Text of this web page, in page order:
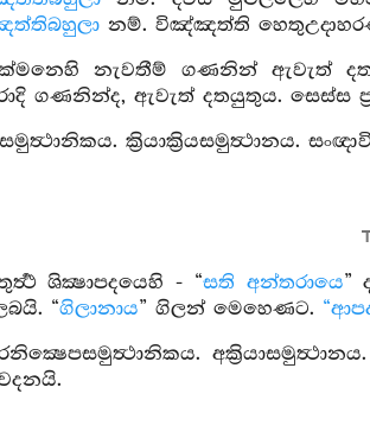
නම්. විඤ්ඤත්ති
නැවතීම් ගණනින් ඇවැත්
ගණනින්ද, ඇවැත් දතයුතුය. සෙස්ස
ක්‍රියාක්‍රියසමුත්‍ථානය.
ශික්‍ෂාපදයෙහි - “සති අන්තරායෙ”
“ගිලානාය” ගිලන් මෙහෙණට.